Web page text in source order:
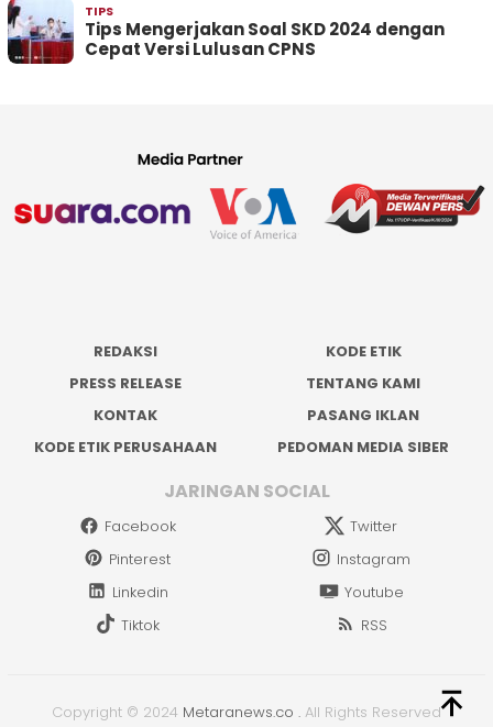
TIPS
Tips Mengerjakan Soal SKD 2024 dengan
Cepat Versi Lulusan CPNS
REDAKSI
KODE ETIK
PRESS RELEASE
TENTANG KAMI
KONTAK
PASANG IKLAN
KODE ETIK PERUSAHAAN
PEDOMAN MEDIA SIBER
JARINGAN SOCIAL
Facebook
Twitter
Pinterest
Instagram
Linkedin
Youtube
Tiktok
RSS
Copyright © 2024 Metaranews.co . All Rights Reserved